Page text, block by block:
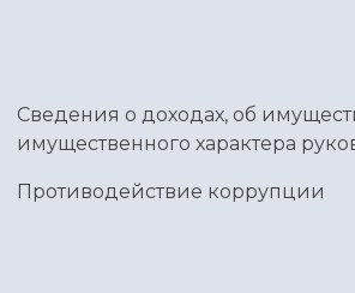
Сведения о доходах, об
имущественного характера
Противодействие коррупции